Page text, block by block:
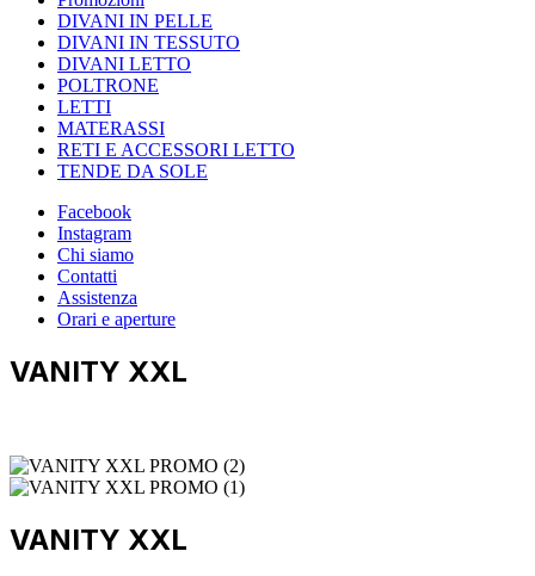
DIVANI IN PELLE
DIVANI IN TESSUTO
DIVANI LETTO
POLTRONE
LETTI
MATERASSI
RETI E ACCESSORI LETTO
TENDE DA SOLE
Facebook
Instagram
Chi siamo
Contatti
Assistenza
Orari e aperture
VANITY XXL
VANITY XXL